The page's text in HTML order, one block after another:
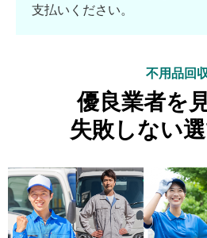
支払いください。
不用品回
優良業者を
失敗しない